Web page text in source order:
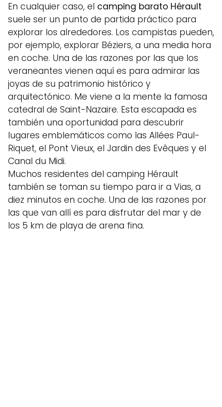
En cualquier caso, el camping barato Hérault
suele ser un punto de partida práctico para
explorar los alrededores. Los campistas pueden,
por ejemplo, explorar Béziers, a una media hora
en coche. Una de las razones por las que los
veraneantes vienen aquí es para admirar las
joyas de su patrimonio histórico y
arquitectónico. Me viene a la mente la famosa
catedral de Saint-Nazaire. Esta escapada es
también una oportunidad para descubrir
lugares emblemáticos como las Allées Paul-
Riquet, el Pont Vieux, el Jardin des Evêques y el
Canal du Midi.
Muchos residentes del camping Hérault
también se toman su tiempo para ir a Vias, a
diez minutos en coche. Una de las razones por
las que van allí es para disfrutar del mar y de
los 5 km de playa de arena fina.